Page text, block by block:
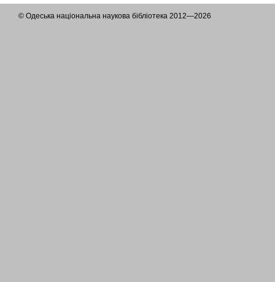
© Одеська національна наукова бібліотека 2012—2026